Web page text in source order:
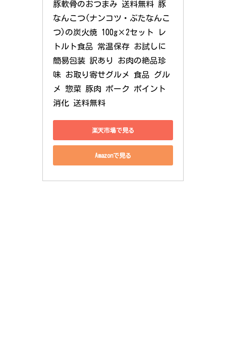
豚軟骨のおつまみ 送料無料 豚
なんこつ(ナンコツ・ぶたなんこ
つ)の炭火焼 100g×2セット レ
トルト食品 常温保存 お試しに
簡易包装 訳あり お肉の絶品珍
味 お取り寄せグルメ 食品 グル
メ 惣菜 豚肉 ポーク ポイント
消化 送料無料
楽天市場で見る
Amazonで見る